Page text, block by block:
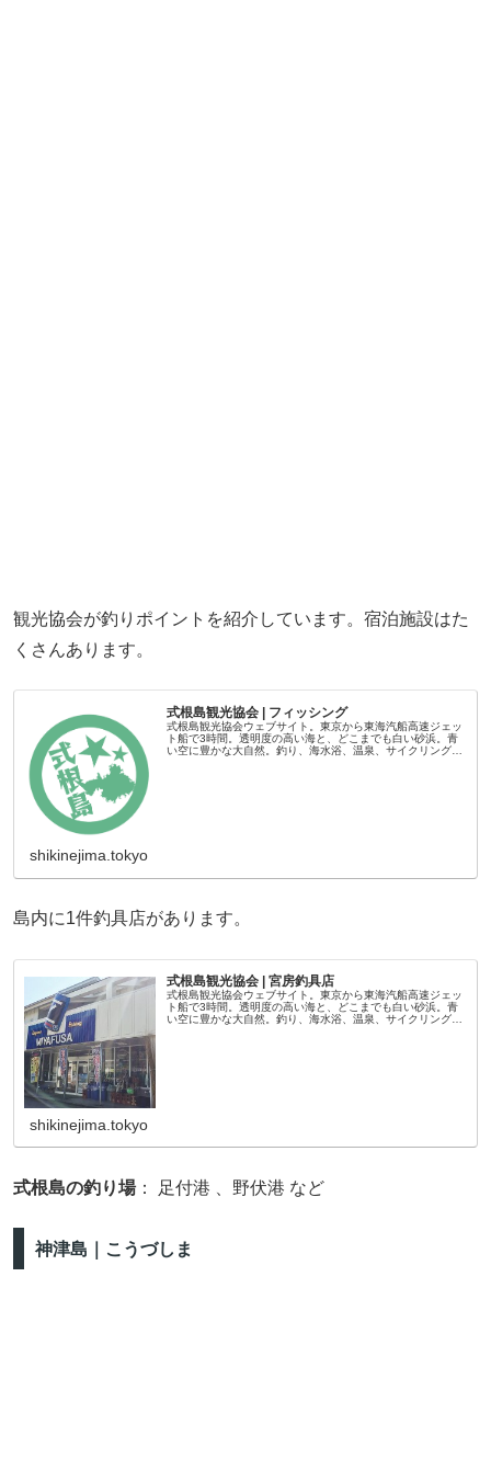
観光協会が釣りポイントを紹介しています。宿泊施設はた
くさんあります。
式根島観光協会 | フィッシング
式根島観光協会ウェブサイト。東京から東海汽船高速ジェッ
ト船で3時間。透明度の高い海と、どこまでも白い砂浜。青
い空に豊かな大自然。釣り、海水浴、温泉、サイクリングな
shikinejima.tokyo
島内に1件釣具店があります。
式根島観光協会 | 宮房釣具店
式根島観光協会ウェブサイト。東京から東海汽船高速ジェッ
ト船で3時間。透明度の高い海と、どこまでも白い砂浜。青
い空に豊かな大自然。釣り、海水浴、温泉、サイクリングな
shikinejima.tokyo
式根島の釣り場： 足付港 、野伏港 など
神津島｜こうづしま